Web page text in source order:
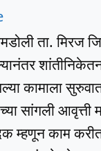
ता. मिरज
कामाला
सांगली
म्हणून काम